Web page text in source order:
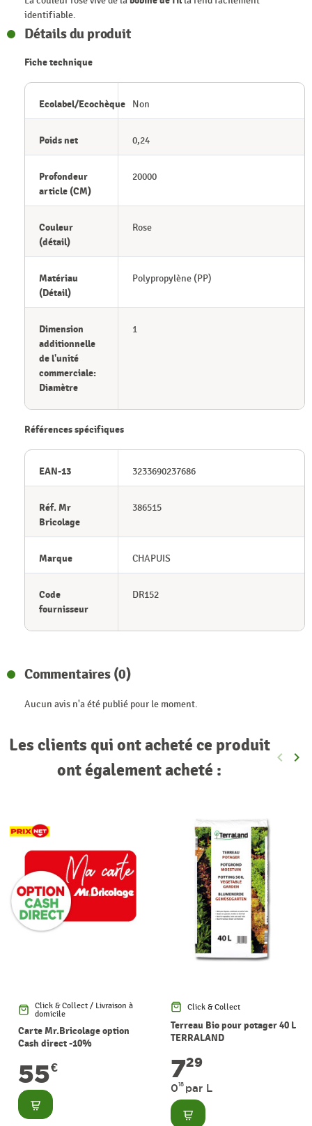
identifiable.
Détails du produit
Fiche technique
Ecolabel/Ecochèque Non
Poids net 0,24
Profondeur
article (CM)
20000
Couleur
(détail)
Rose
Matériau
(Détail)
Polypropylène (PP)
Dimension
additionnelle
de l'unité
commerciale:
Diamètre
1
Références spécifiques
EAN-13 3233690237686
Réf. Mr
Bricolage
386515
Marque CHAPUIS
Code
fournisseur
DR152
Commentaires (0)
Aucun avis n'a été publié pour le moment.
Les clients qui ont acheté ce produit
ont également acheté :
keyboard_arrow_left keyboard_arrow_right
Click & Collect / Livraison à
domicile
Carte Mr.Bricolage option
Cash direct -10%
55€
Consulter
Click & Collect
Terreau Bio pour potager 40 L
TERRALAND
729
018 par L
Consulter